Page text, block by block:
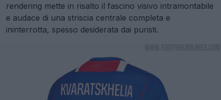
rendering mette in risalto il fascino visivo intramontabile
e audace di una striscia centrale completa e
ininterrotta, spesso desiderata dai puristi.